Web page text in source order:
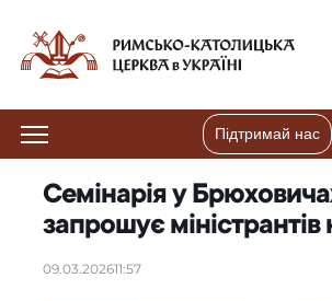
Підтримай нас
Семінарія у
запрошує міністрантів
09.03.202611:57